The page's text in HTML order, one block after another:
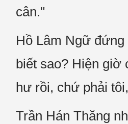
cân."
Hồ Lâm Ngữ
biết sao? Hiện giờ
hư rồi, chứ phải
Trần Hán Thăng